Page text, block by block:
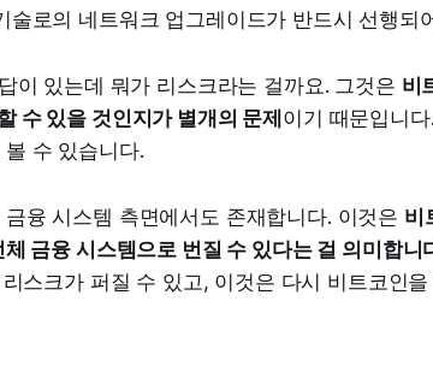
술로의 네트워크 업그레이드가 반드시 선행되
이 있는데 뭐가 리스크라는 걸까요. 그것은 비
수 있을 것인지가 별개의 문제이기 때문입니
수 있습니다.
융 시스템 측면에서도 존재합니다. 이것은 비
금융 시스템으로 번질 수 있다는 걸 의미합니
스크가 퍼질 수 있고, 이것은 다시 비트코인